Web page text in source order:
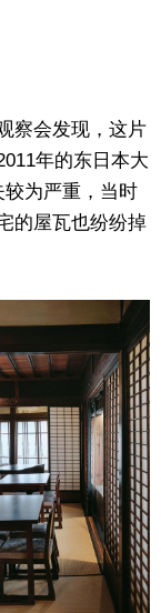
察会发现，这片
年的东日本大
为严重，当时
的屋瓦也纷纷掉